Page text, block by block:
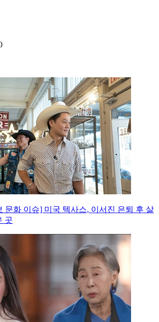
문화 이슈] 미국 텍사스, 이서진 은퇴 후 살
곳